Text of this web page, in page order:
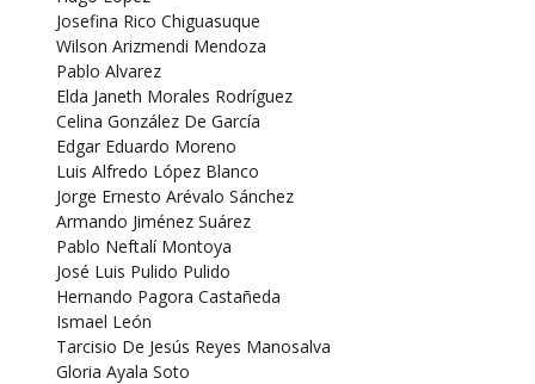
Josefina Rico Chiguasuque
Wilson Arizmendi Mendoza
Pablo Alvarez
Elda Janeth Morales Rodríguez
Celina González De García
Edgar Eduardo Moreno
Luis Alfredo López Blanco
Jorge Ernesto Arévalo Sánchez
Armando Jiménez Suárez
Pablo Neftalí Montoya
José Luis Pulido Pulido
Hernando Pagora Castañeda
Ismael León
Tarcisio De Jesús Reyes Manosalva
Gloria Ayala Soto